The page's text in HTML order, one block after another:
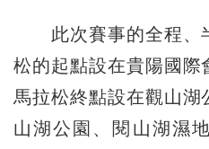
此次賽事的全程、
松的起點設在貴陽國際
馬拉松終點設在觀山
山湖公園、閱山湖濕